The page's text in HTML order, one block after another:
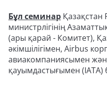
Бұл семинар Қазақстан
министрлігінің
(ары қарай - Комитет),
әкімшілігімен, Airbus
авиакомпаниясымен
қауымдастығымен (IATA)